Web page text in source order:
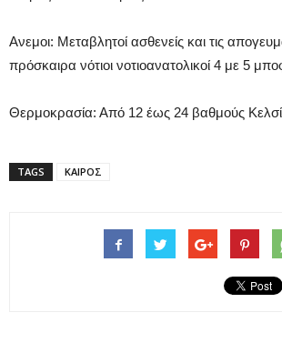
Ανεμοι: Μεταβλητοί ασθενείς και τις
πρόσκαιρα νότιοι νοτιοανατολικοί 4 με 5
Θερμοκρασία: Από 12 έως 24 βαθμούς
TAGS ΚΑΙΡΟΣ